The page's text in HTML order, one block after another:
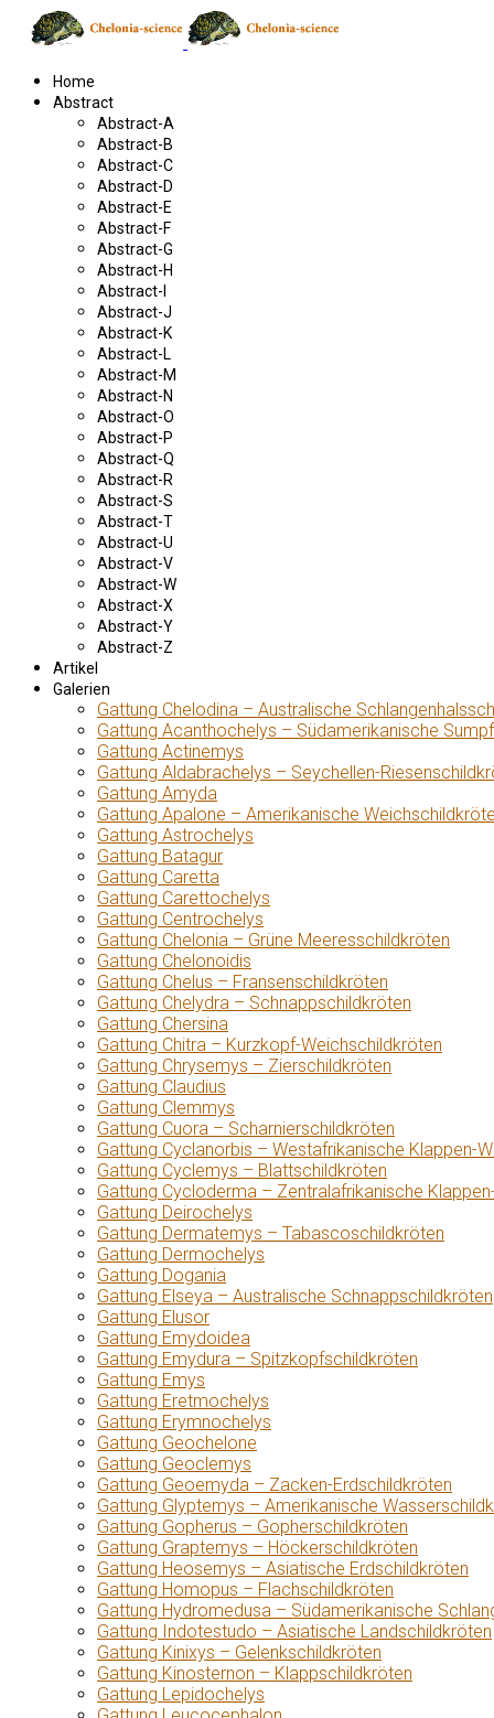
Home
Abstract
Abstract-A
Abstract-B
Abstract-C
Abstract-D
Abstract-E
Abstract-F
Abstract-G
Abstract-H
Abstract-I
Abstract-J
Abstract-K
Abstract-L
Abstract-M
Abstract-N
Abstract-O
Abstract-P
Abstract-Q
Abstract-R
Abstract-S
Abstract-T
Abstract-U
Abstract-V
Abstract-W
Abstract-X
Abstract-Y
Abstract-Z
Artikel
Galerien
Gattung Chelodina – Australische
Gattung Acanthochelys – Südamerikanische
Gattung Actinemys
Gattung Aldabrachelys – Seychellen-
Gattung Amyda
Gattung Apalone – Amerikanische
Gattung Astrochelys
Gattung Batagur
Gattung Caretta
Gattung Carettochelys
Gattung Centrochelys
Gattung Chelonia – Grüne Meeresschildkröten
Gattung Chelonoidis
Gattung Chelus – Fransenschildkröten
Gattung Chelydra – Schnappschildkröten
Gattung Chersina
Gattung Chitra – Kurzkopf-Weichschildkröten
Gattung Chrysemys – Zierschildkröten
Gattung Claudius
Gattung Clemmys
Gattung Cuora – Scharnierschildkröten
Gattung Cyclanorbis – Westafrikanische Klappen-
Gattung Cyclemys – Blattschildkröten
Gattung Cycloderma – Zentralafrikanische
Gattung Deirochelys
Gattung Dermatemys – Tabascoschildkröten
Gattung Dermochelys
Gattung Dogania
Gattung Elseya – Australische Schnappschildkröten
Gattung Elusor
Gattung Emydoidea
Gattung Emydura – Spitzkopfschildkröten
Gattung Emys
Gattung Eretmochelys
Gattung Erymnochelys
Gattung Geochelone
Gattung Geoclemys
Gattung Geoemyda – Zacken-Erdschildkröten
Gattung Glyptemys – Amerikanische
Gattung Gopherus – Gopherschildkröten
Gattung Graptemys – Höckerschildkröten
Gattung Heosemys – Asiatische Erdschildkröten
Gattung Homopus – Flachschildkröten
Gattung Hydromedusa – Südamerikanische
Gattung Indotestudo – Asiatische Landschildkröten
Gattung Kinixys – Gelenkschildkröten
Gattung Kinosternon – Klappschildkröten
Gattung Lepidochelys